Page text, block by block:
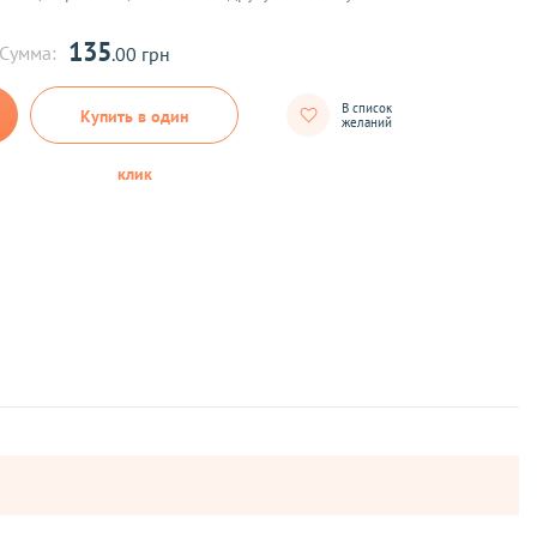
Сумма: 135.00 грн
Купить в один
клик
В список
желаний